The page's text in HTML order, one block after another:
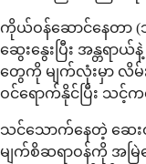
ကိုယ်ဝန်ဆောင်နေတာ
ဆွေးနွေးပြီး အန္တရာ
တွေကို မျက်လုံးမှာ လိမ်
ဝင်ရောက်နိုင်ပြီး သ
သင်သောက်နေတဲ့ ဆေး
မျက်စိဆရာဝန်ကို အမြဲပ